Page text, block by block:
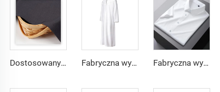
Dostosowany materiał TR o lekkiej wadze, wygodny w użyciu dla mieszkańców Środkowego Wschodu w różnych kolorach, jednolity materiał twill na koszule i szaty Fabryczna wysoka jakość materiału TR twill dla męskich szat ze Środkowego Wschodu, lekka waga Fabryczna wysoka jakość materiału TR twill jednolitego dla męskich szat ze Środkowego Wschodu, lekka waga